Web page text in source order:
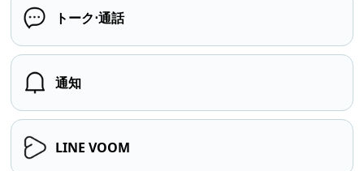
トーク⋅通話
通知
LINE VOOM